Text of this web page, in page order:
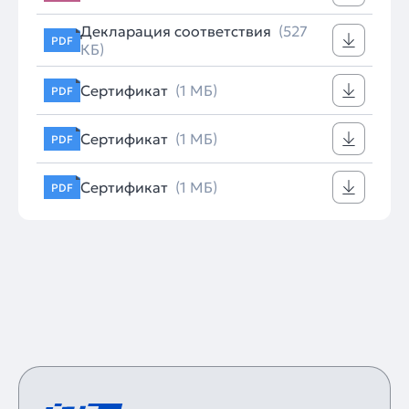
PDF Декларация соответствия (527
КБ)
PDF Сертификат (1 МБ)
PDF Сертификат (1 МБ)
PDF Сертификат (1 МБ)